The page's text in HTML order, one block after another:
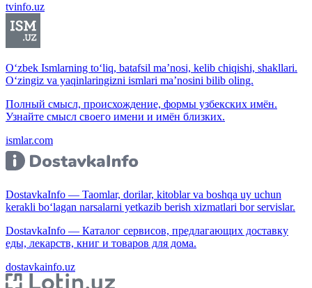
tvinfo.uz
O‘zbek Ismlarning to‘liq, batafsil ma’nosi, kelib chiqishi, shakllari.
O‘zingiz va yaqinlaringizni ismlari ma’nosini bilib oling.
Полный смысл, происхождение, формы узбекских имён.
Узнайте смысл своего имени и имён близких.
ismlar.com
DostavkaInfo — Taomlar, dorilar, kitoblar va boshqa uy uchun
kerakli bo‘lagan narsalarni yetkazib berish xizmatlari bor servislar.
DostavkaInfo — Каталог сервисов, предлагающих доставку
еды, лекарств, книг и товаров для дома.
dostavkainfo.uz